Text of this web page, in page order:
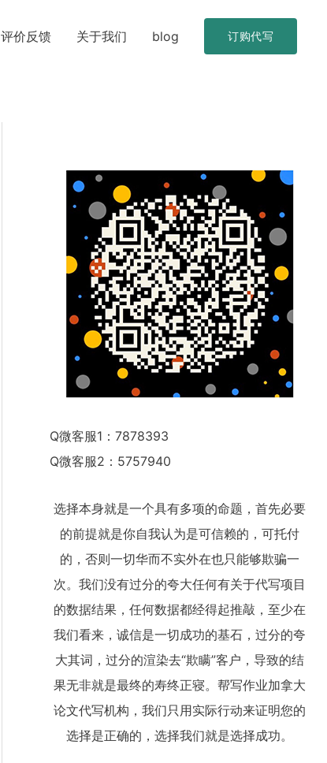
评价反馈 关于我们 blog 订购代写
Q微客服1：7878393
Q微客服2：5757940
选择本身就是一个具有多项的命题，首先必要
的前提就是你自我认为是可信赖的，可托付
的，否则一切华而不实外在也只能够欺骗一
次。我们没有过分的夸大任何有关于代写项目
的数据结果，任何数据都经得起推敲，至少在
我们看来，诚信是一切成功的基石，过分的夸
大其词，过分的渲染去“欺瞒”客户，导致的结
果无非就是最终的寿终正寝。帮写作业加拿大
论文代写机构，我们只用实际行动来证明您的
选择是正确的，选择我们就是选择成功。